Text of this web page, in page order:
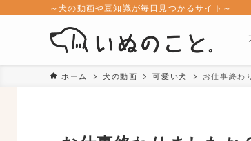
～犬の動画や豆知識が毎日見つかるサイト～
ホーム 犬の動画 可愛い犬 お仕事終わ